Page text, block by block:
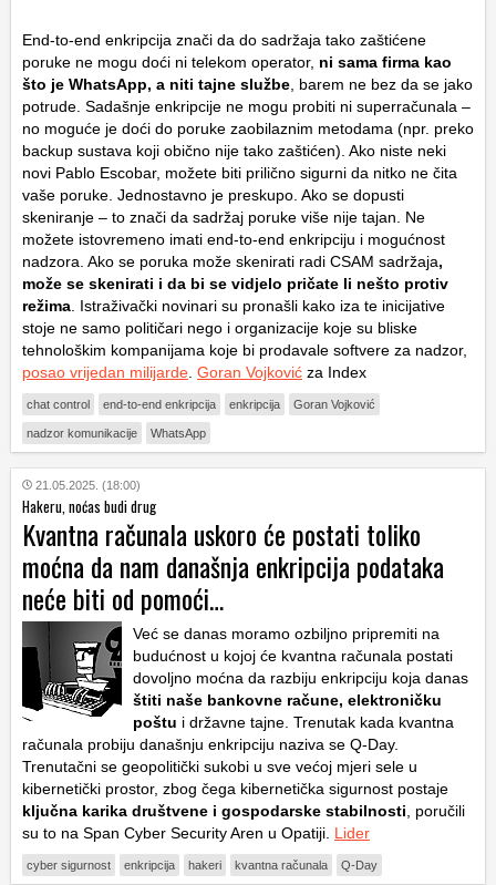
End-to-end enkripcija znači da do sadržaja tako zaštićene
poruke ne mogu doći ni telekom operator, ni sama firma kao
što je WhatsApp, a niti tajne službe , barem ne bez da se jako
potrude. Sadašnje enkripcije ne mogu probiti ni superračunala –
no moguće je doći do poruke zaobilaznim metodama (npr. preko
backup sustava koji obično nije tako zaštićen). Ako niste neki
novi Pablo Escobar, možete biti prilično sigurni da nitko ne čita
vaše poruke. Jednostavno je preskupo. Ako se dopusti
skeniranje – to znači da sadržaj poruke više nije tajan. Ne
možete istovremeno imati end-to-end enkripciju i mogućnost
nadzora. Ako se poruka može skenirati radi CSAM sadržaja,
može se skenirati i da bi se vidjelo pričate li nešto protiv
režima . Istraživački novinari su pronašli kako iza te inicijative
stoje ne samo političari nego i organizacije koje su bliske
tehnološkim kompanijama koje bi prodavale softvere za nadzor,
posao vrijedan milijarde Goran Vojković za Index
chat control end-to-end enkripcija enkripcija Goran Vojković
nadzor komunikacije WhatsApp
21.05.2025. (18:00)
Hakeru, noćas budi drug
Kvantna računala uskoro će postati toliko
moćna da nam današnja enkripcija podataka
neće biti od pomoći…
Već se danas moramo ozbiljno pripremiti na
budućnost u kojoj će kvantna računala postati
dovoljno moćna da razbiju enkripciju koja danas
štiti naše bankovne račune, elektroničku
poštu i državne tajne. Trenutak kada kvantna
računala probiju današnju enkripciju naziva se Q-Day.
Trenutačni se geopolitički sukobi u sve većoj mjeri sele u
kibernetički prostor, zbog čega kibernetička sigurnost postaje
ključna karika društvene i gospodarske stabilnosti , poručili
su to na Span Cyber Security Aren u Opatiji. Lider
cyber sigurnost enkripcija hakeri kvantna računala Q-Day